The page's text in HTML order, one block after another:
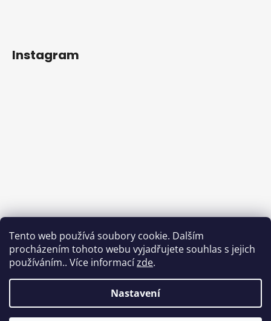
Tento web používá soubory cookie. Dalším
procházením tohoto webu vyjadřujete souhlas s jejich
používáním.. Více informacízde.
Nastavení
Instagram